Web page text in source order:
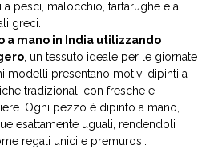
pesci, malocchio, tartarughe e ai
greci.
a mano in India utilizzando
, un tessuto ideale per le giornate
modelli presentano motivi dipinti a
tradizionali con fresche e
Ogni pezzo è dipinto a mano,
esattamente uguali, rendendoli
regali unici e premurosi.